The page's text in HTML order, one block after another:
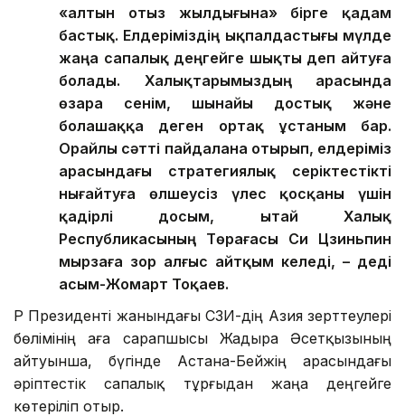
«алтын отыз жылдығына» бірге қадам
бастық. Елдеріміздің ықпалдастығы мүлде
жаңа сапалық деңгейге шықты деп айтуға
болады. Халықтарымыздың арасында
өзара сенім, шынайы достық және
болашаққа деген ортақ ұстаным бар.
Орайлы сәтті пайдалана отырып, елдеріміз
арасындағы стратегиялық серіктестікті
нығайтуға өлшеусіз үлес қосқаны үшін
қадірлі досым, Қытай Халық
Республикасының Төрағасы Си Цзиньпин
мырзаға зор алғыс айтқым келеді, – деді
Қасым-Жомарт Тоқаев.
ҚР Президенті жанындағы ҚСЗИ-дің Азия зерттеулері
бөлімінің аға сарапшысы Жадыра Әсетқызының
айтуынша, бүгінде Астана-Бейжің арасындағы
әріптестік сапалық тұрғыдан жаңа деңгейге
көтеріліп отыр.